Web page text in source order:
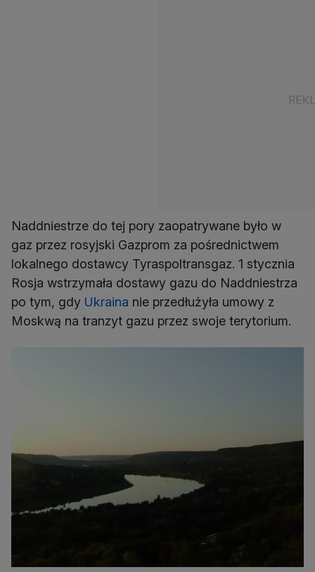
Naddniestrze do tej pory zaopatrywane było w
gaz przez rosyjski Gazprom za pośrednictwem
lokalnego dostawcy Tyraspoltransgaz. 1 stycznia
Rosja wstrzymała dostawy gazu do Naddniestrza
po tym, gdy Ukraina nie przedłużyła umowy z
Moskwą na tranzyt gazu przez swoje terytorium.